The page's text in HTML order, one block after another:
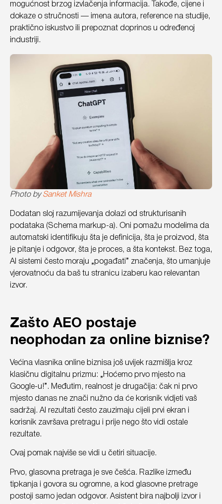
mogućnost brzog izvlačenja informacija. Takođe, cijene i
dokaze o stručnosti — imena autora, reference na studije,
praktično iskustvo ili prepoznat doprinos u određenoj
industriji.
Photo by Sanket Mishra
Dodatan sloj razumijevanja dolazi od strukturisanih
podataka (Schema markup-a). Oni pomažu modelima da
automatski identifikuju šta je definicija, šta je proizvod, šta
je pitanje i odgovor, šta je proces, a šta kontekst. Bez toga,
AI sistemi često moraju „pogađati” značenja, što umanjuje
vjerovatnoću da baš tu stranicu izaberu kao relevantan
izvor.
Zašto AEO postaje
neophodan za online biznise?
Većina vlasnika online biznisa još uvijek razmišlja kroz
klasičnu digitalnu prizmu: „Hoćemo prvo mjesto na
Google-u!”. Međutim, realnost je drugačija: čak ni prvo
mjesto danas ne znači nužno da će korisnik vidjeti vaš
sadržaj. AI rezultati često zauzimaju cijeli prvi ekran i
korisnik završava pretragu i prije nego što vidi ostale
rezultate.
Ovaj pomak najviše se vidi u četiri situacije.
Prvo, glasovna pretraga je sve češća. Razlike između
tipkanja i govora su ogromne, a kod glasovne pretrage
postoji samo jedan odgovor. Asistent bira najbolji izvor i